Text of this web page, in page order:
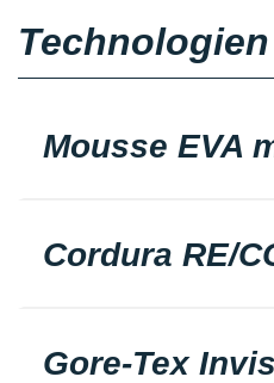
Technologien
Mousse EVA
Cordura RE/
Gore-Tex